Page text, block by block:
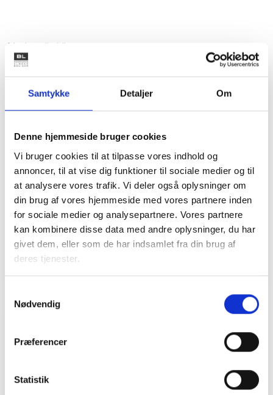
Samtykke Detaljer Om
Denne hjemmeside bruger cookies
Vi bruger cookies til at tilpasse vores indhold og
annoncer, til at vise dig funktioner til sociale medier og til
at analysere vores trafik. Vi deler også oplysninger om
din brug af vores hjemmeside med vores partnere inden
for sociale medier og analysepartnere. Vores partnere
kan kombinere disse data med andre oplysninger, du har
givet dem, eller som de har indsamlet fra din brug af
deres tjenester.
Nødvendig
Præferencer
Statistik
Med venlig hilsen
Bent Madsen / Frans Clemmesen
Kontakt
Bent Madsen
Adm. direktør
Tlf: 28 88 18 77
Mail: bma@bl.dk
Relateret indhold Viden
BL INFORMERER